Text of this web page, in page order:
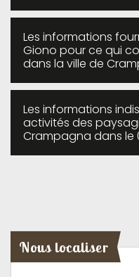
Les informations
Giono pour ce qui
dans la ville de
Les informations
activités des
Crampagna dans le
Nous localiser